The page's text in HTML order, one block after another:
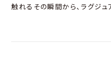
触れるその瞬間から、ラグジュ